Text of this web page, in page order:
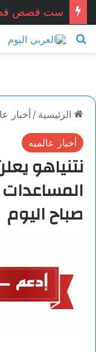
بحث عن
الرئيسية /أخبار
أخبار عالميه
نتنياهو
المساعدات
صباح اليوم